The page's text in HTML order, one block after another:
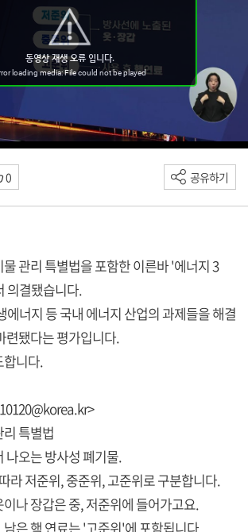
0 공유하기
관리 특별법을 포함한 이른바 '에너지 3
의결됐습니다.
에너지 등 국내 에너지 산업의 과제들을 해결
련됐다는 평가입니다.
니다.
특별법
나오는 방사성 폐기물.
라 저준위, 중준위, 고준위로 구분합니다.
나 장갑은 중, 저준위에 들어가고요.
은 핵 연료는 '고준위'에 포함됩니다.